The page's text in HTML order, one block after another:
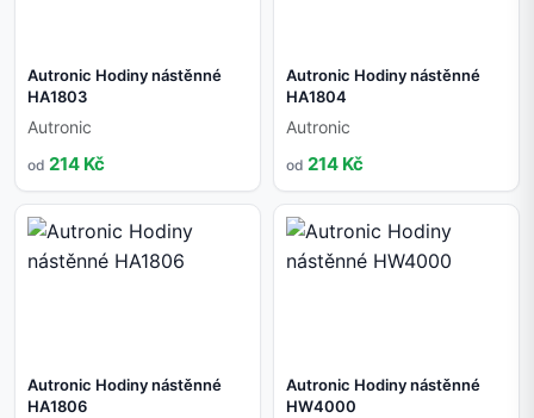
Autronic Hodiny nástěnné
HA1803
Autronic
od 214 Kč
Autronic Hodiny nástěnné
HA1804
Autronic
od 214 Kč
Autronic Hodiny nástěnné
HA1806
Autronic Hodiny nástěnné
HW4000